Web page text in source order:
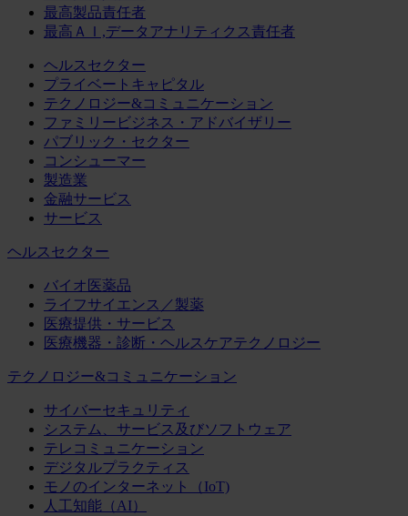
最高製品責任者
最高ＡＩ,データアナリティクス責任者
ヘルスセクター
プライベートキャピタル
テクノロジー&コミュニケーション
ファミリービジネス・アドバイザリー
パブリック・セクター
コンシューマー
製造業
金融サービス
サービス
ヘルスセクター
バイオ医薬品
ライフサイエンス／製薬
医療提供・サービス
医療機器・診断・ヘルスケアテクノロジー
テクノロジー&コミュニケーション
サイバーセキュリティ
システム、サービス及びソフトウェア
テレコミュニケーション
デジタルプラクティス
モノのインターネット（IoT)
人工知能（AI）